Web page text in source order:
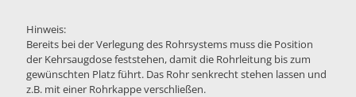
Hinweis:
Bereits bei der Verlegung des Rohrsystems muss die Position
der Kehrsaugdose feststehen, damit die Rohrleitung bis zum
gewünschten Platz führt. Das Rohr senkrecht stehen lassen und
z.B. mit einer Rohrkappe verschließen.